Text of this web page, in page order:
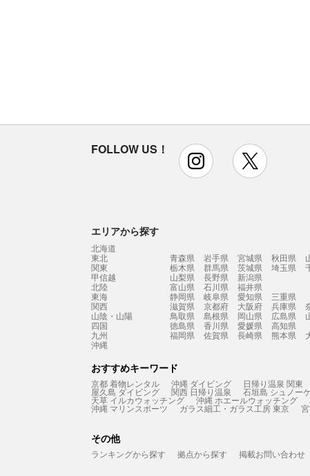
FOLLOW US！ instagram
エリアから探す
北海道
東北
青森県 岩手県 宮城県 秋田県
関東
栃木県 群馬県 茨城県 埼玉県
甲信越
山梨県 長野県
新潟県
北陸
富山県 石川県
福井県
東海
静岡県 岐阜県 愛知県
三重県
関西
滋賀県 京都府 大阪府 兵庫県
山陰・山陽
鳥取県 島根県 岡山県 広島県
四国
徳島県 香川県 愛媛県
高知県
九州
福岡県 佐賀県 長崎県 熊本県
沖縄
おすすめキーワード
京都 着物レンタル 沖縄 ダイビング 日帰り温泉 関東
屋久島 ダイビング 関西 日帰り温泉 石垣島 シュノー
天草 イルカウォッチング 沖縄 ホエールウォッチング
沖縄 マリンスポーツ ガラス細工・ガラス工房 東京
その他
ランキングから探す 拠点から探す 掲載お問い合わせ